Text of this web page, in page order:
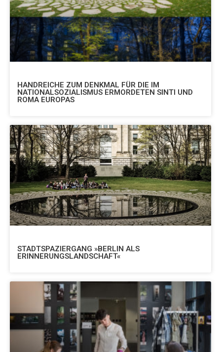
HANDREICHE ZUM DENKMAL FÜR DIE IM
NATIONALSOZIALISMUS ERMORDETEN SINTI UND
ROMA EUROPAS
STADTSPAZIERGANG »BERLIN ALS
ERINNERUNGSLANDSCHAFT«